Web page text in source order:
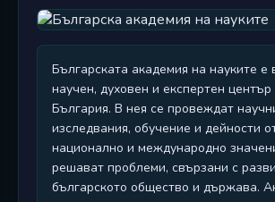
Българската академия на науките е
научен, духовен и експертен център
България. В нея се провеждат
изследвания, обучение и дейности
национално и международно
решават проблеми, свързани с
българското общество и държава.